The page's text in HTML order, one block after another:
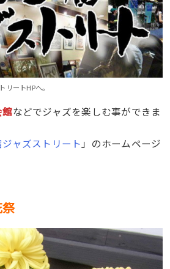
リートHPへ。
館などでジャズを楽しむ事ができま
ャズストリート 」のホームページ